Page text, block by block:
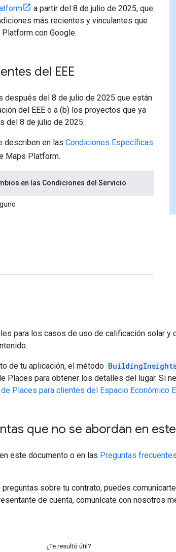
a partir del 8 de julio de 2025, que
más recientes y vinculantes que
con Google.
del EEE
después del 8 de julio de 2025 que están
del EEE o a (b) los proyectos que ya
del 8 de julio de 2025.
describen en las Condiciones Específicas
Maps Platform.
en las Condiciones del Servicio
para los casos de uso de calificación solar y
de tu aplicación, el método
Places para obtener los detalles del lugar. Si
Places para clientes del Espacio Económico
que no se abordan en
este documento o en las Preguntas
sobre tu contrato, puedes
de cuenta, comunícate con nosotros
¿Te resultó útil?